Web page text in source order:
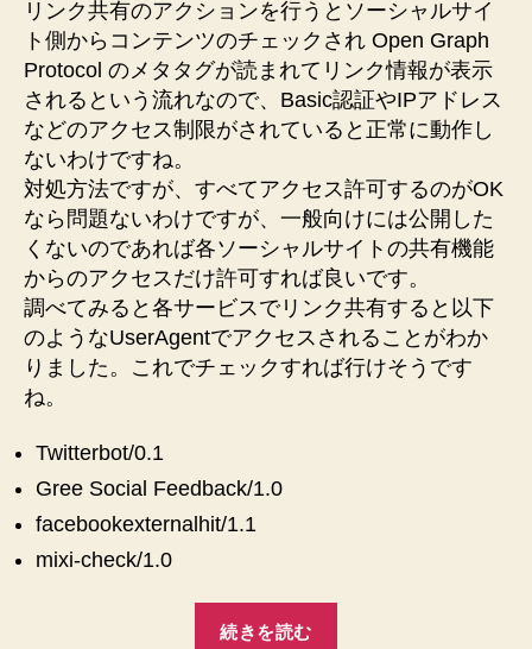
リンク共有のアクションを行うとソーシャルサイ
ト側からコンテンツのチェックされ Open Graph
Protocol のメタタグが読まれてリンク情報が表示
されるという流れなので、Basic認証やIPアドレス
などのアクセス制限がされていると正常に動作し
ないわけですね。
対処方法ですが、すべてアクセス許可するのがOK
なら問題ないわけですが、一般向けには公開した
くないのであれば各ソーシャルサイトの共有機能
からのアクセスだけ許可すれば良いです。
調べてみると各サービスでリンク共有すると以下
のようなUserAgentでアクセスされることがわか
りました。これでチェックすれば行けそうです
ね。
Twitterbot/0.1
Gree Social Feedback/1.0
facebookexternalhit/1.1
mixi-check/1.0
続きを読む